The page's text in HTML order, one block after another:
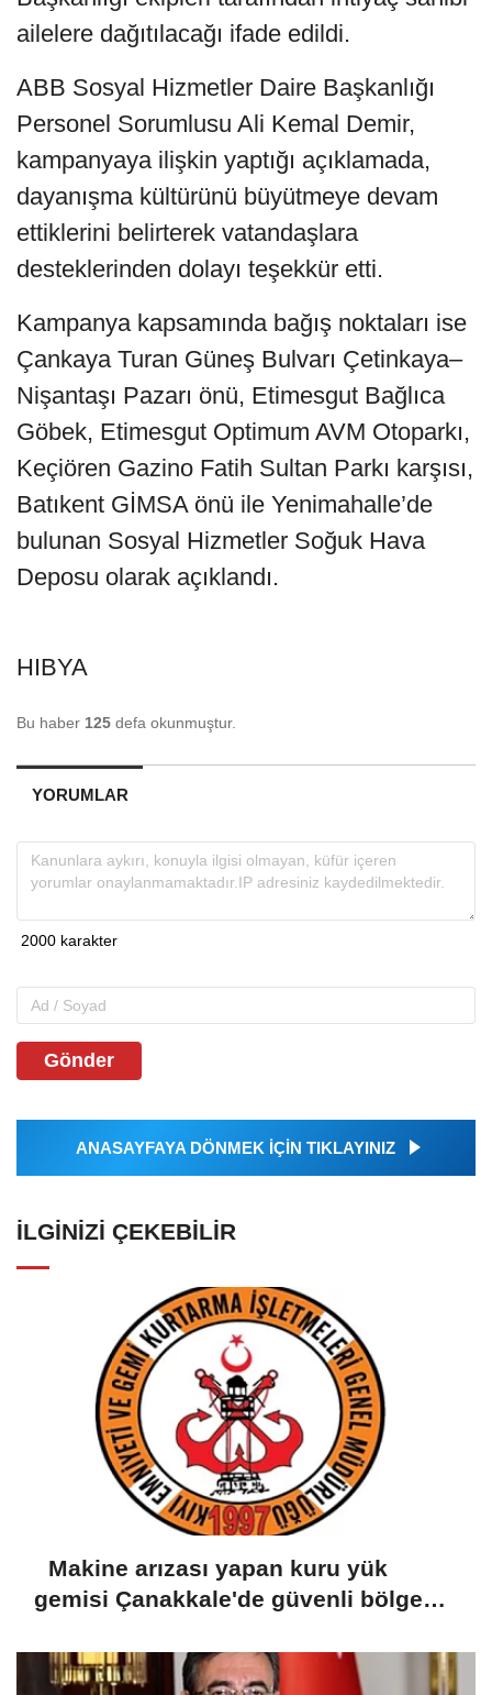
ailelere dağıtılacağı ifade edildi.
ABB Sosyal Hizmetler Daire Başkanlığı
Personel Sorumlusu Ali Kemal Demir,
kampanyaya ilişkin yaptığı açıklamada,
dayanışma kültürünü büyütmeye devam
ettiklerini belirterek vatandaşlara
desteklerinden dolayı teşekkür etti.
Kampanya kapsamında bağış noktaları ise
Çankaya Turan Güneş Bulvarı Çetinkaya–
Nişantaşı Pazarı önü, Etimesgut Bağlıca
Göbek, Etimesgut Optimum AVM Otoparkı,
Keçiören Gazino Fatih Sultan Parkı karşısı,
Batıkent GİMSA önü ile Yenimahalle’de
bulunan Sosyal Hizmetler Soğuk Hava
Deposu olarak açıklandı.
HIBYA
Bu haber 125 defa okunmuştur.
YORUMLAR
Gönder
ANASAYFAYA DÖNMEK İÇİN TIKLAYINIZ
İLGINIZI ÇEKEBILIR
Makine arızası yapan kuru yük
gemisi Çanakkale'de güvenli bölgeye